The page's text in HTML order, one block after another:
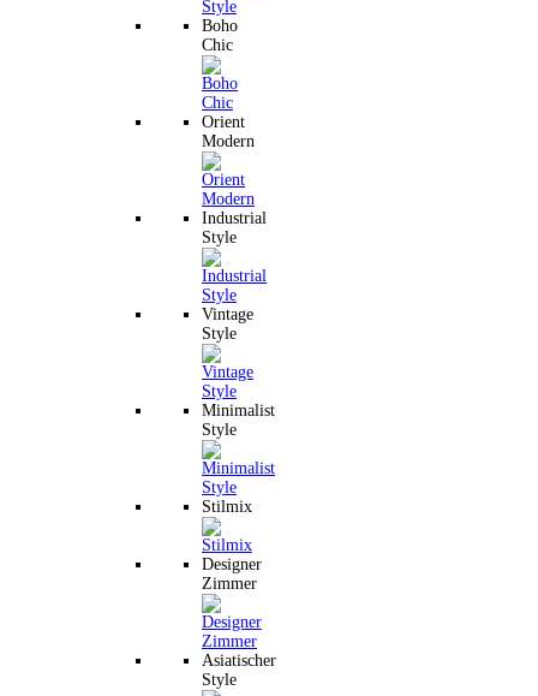
Boho
Chic
Orient
Modern
Industrial
Style
Vintage
Style
Minimalist
Style
Stilmix
Designer
Zimmer
Asiatischer
Style